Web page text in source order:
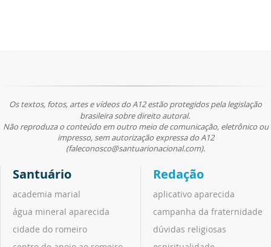
Os textos, fotos, artes e vídeos do A12 estão protegidos pela legislação
brasileira sobre direito autoral.
Não reproduza o conteúdo em outro meio de comunicação, eletrônico ou
impresso, sem autorização expressa do A12
(faleconosco@santuarionacional.com).
Santuário
academia marial
água mineral aparecida
cidade do romeiro
Redação
aplicativo aparecida
campanha da fraternidade
dúvidas religiosas